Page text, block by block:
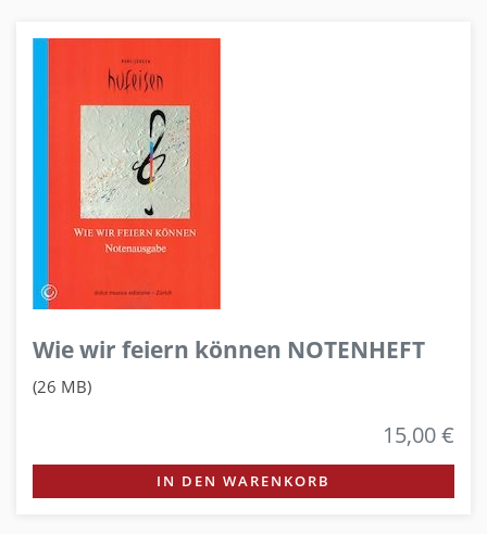
Wie wir feiern können NOTENHEFT
(26 MB)
15,00 €
IN DEN WARENKORB